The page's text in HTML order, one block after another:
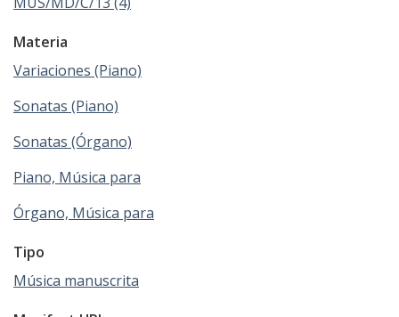
Materia
Variaciones (Piano)
Sonatas (Piano)
Sonatas (Órgano)
Piano, Música para
Órgano, Música para
Tipo
Música manuscrita